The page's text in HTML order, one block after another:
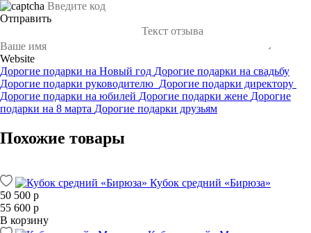
Отправить
Website
Дорогие подарки на Новый год Дорогие подарки на свадьбу
Дорогие подарки руководителю Дорогие подарки директору
Дорогие подарки на юбилей Дорогие подарки жене Дорогие
подарки на 8 марта Дорогие подарки друзьям
Похожие товары
Кубок средний «Бирюза»
50 500 р
55 600 р
В корзину